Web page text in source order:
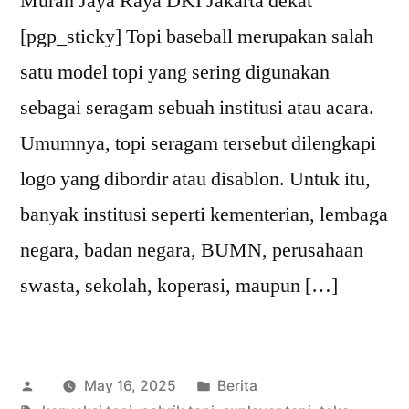
[pgp_sticky] Topi baseball merupakan salah
satu model topi yang sering digunakan
sebagai seragam sebuah institusi atau acara.
Umumnya, topi seragam tersebut dilengkapi
logo yang dibordir atau disablon. Untuk itu,
banyak institusi seperti kementerian, lembaga
negara, badan negara, BUMN, perusahaan
swasta, sekolah, koperasi, maupun […]
PostedMay 16, 2025
Posted
Berita